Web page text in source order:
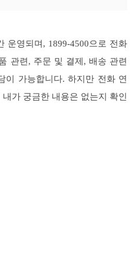
운영되며, 1899-4500으로 전화
관련, 주문 및 결제, 배송 관련
이 가능합니다. 하지만 전화 연
가 궁금한 내용은 없는지 확인